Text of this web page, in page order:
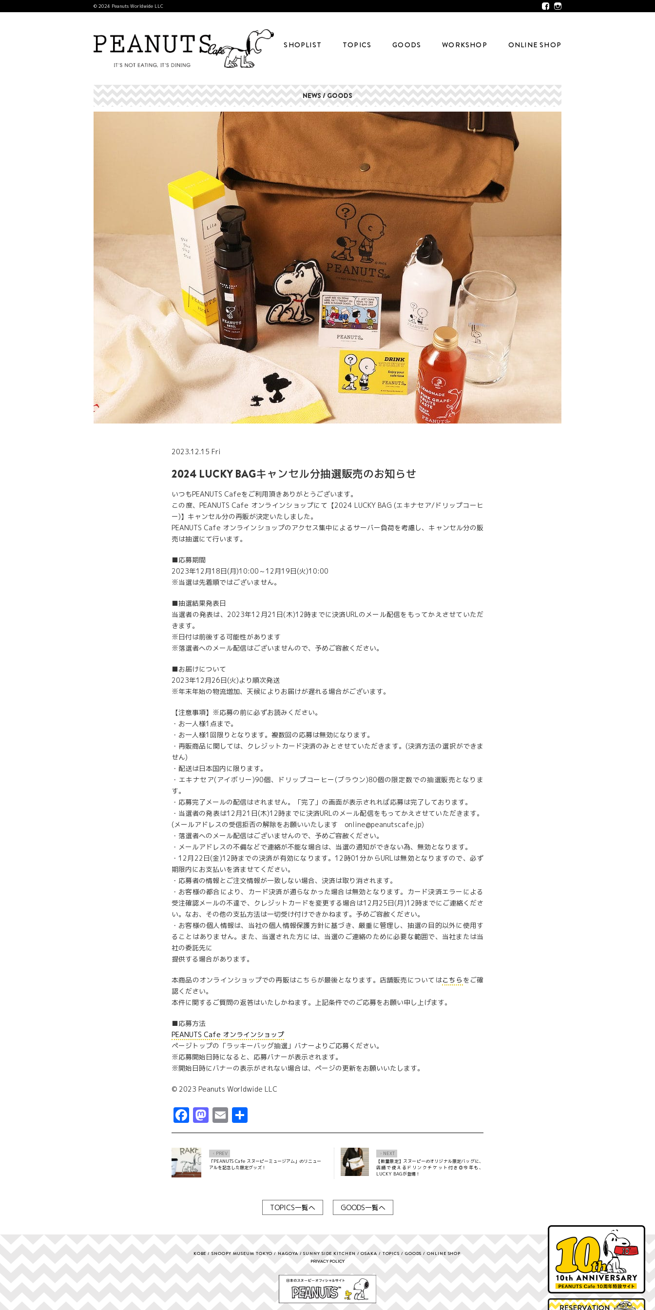
SHOPLIST TOPICS GOODS WORKSHOP ONLINE SHOP
© 2024 Peanuts Worldwide LLC
NEWS / GOODS
2023.12.15 Fri
2024 LUCKY BAGキャンセル分抽選販売のお知らせ
いつもPEANUTS Cafeをご利用頂きありがとうございます。
この度、PEANUTS Cafe オンラインショップにて【2024 LUCKY BAG (エキナセア/ドリップコーヒ
ー)】キャンセル分の再販が決定いたしました。
PEANUTS Cafe オンラインショップのアクセス集中によるサーバー負荷を考慮し、キャンセル分の販
売は抽選にて行います。
■応募期間
2023年12月18日(月)10:00～12月19日(火)10:00
※当選は先着順ではございません。
■抽選結果発表日
当選者の発表は、2023年12月21日(木)12時までに決済URLのメール配信をもってかえさせていただ
きます。
※日付は前後する可能性があります
※落選者へのメール配信はございませんので、予めご容赦ください。
■お届けについて
2023年12月26日(火)より順次発送
※年末年始の物流増加、天候によりお届けが遅れる場合がございます。
【注意事項】※応募の前に必ずお読みください。
・お一人様1点まで。
・お一人様1回限りとなります。複数回の応募は無効になります。
・再販商品に関しては、クレジットカード決済のみとさせていただきます。(決済方法の選択ができま
せん)
・配送は日本国内に限ります。
・エキナセア(アイボリー)90個、ドリップコーヒー(ブラウン)80個の限定数での抽選販売となりま
す。
・応募完了メールの配信はされません。「完了」の画面が表示されれば応募は完了しております。
・当選者の発表は12月21日(木)12時までに決済URLのメール配信をもってかえさせていただきます。
(メールアドレスの受信拒否の解除をお願いいたします online@peanutscafe.jp)
・落選者へのメール配信はございませんので、予めご容赦ください。
・メールアドレスの不備などで連絡が不能な場合は、当選の通知ができない為、無効となります。
・12月22日(金)12時までの決済が有効になります。12時01分からURLは無効となりますので、必ず
期限内にお支払いを済ませてください。
・応募者の情報とご注文情報が一致しない場合、決済は取り消されます。
・お客様の都合により、カード決済が通らなかった場合は無効となります。カード決済エラーによる
受注確認メールの不達で、クレジットカードを変更する場合は12月25日(月)12時までにご連絡くださ
い。なお、その他の支払方法は一切受け付けできかねます。予めご容赦ください。
・お客様の個人情報は、当社の個人情報保護方針に基づき、厳重に管理し、抽選の目的以外に使用す
ることはありません。また、当選された方には、当選のご連絡のために必要な範囲で、当社または当
社の委託先に
提供する場合があります。
本商品のオンラインショップでの再販はこちらが最後となります。店舗販売についてはこちら をご確
認ください。
本件に関するご質問の返答はいたしかねます。上記条件でのご応募をお願い申し上げます。
■応募方法
PEANUTS Cafe オンラインショップ
ページトップの「ラッキーバッグ抽選」バナーよりご応募ください。
※応募開始日時になると、応募バナーが表示されます。
※開始日時にバナーの表示がされない場合は、ページの更新をお願いいたします。
© 2023 Peanuts Worldwide LLC
Facebook
Mastodon
Email
有
Ô PREV
「PEANUTS Cafe スヌーピーミュージアム」のリニュー
アルを記念した限定グッズ！
× NEXT
【数量限定】スヌーピーのオリジナル限定バッグに、
店舗で使えるドリンクチケット付き◎今年も、
LUCKY BAGが登場！
TOPICS一覧へ GOODS一覧へ
KOBE SNOOPY MUSEUM TOKYO NAGOYA SUNNY SIDE KITCHEN OSAKA TOPICS GOODS
ONLINE SHOP
PRIVACY POLICY